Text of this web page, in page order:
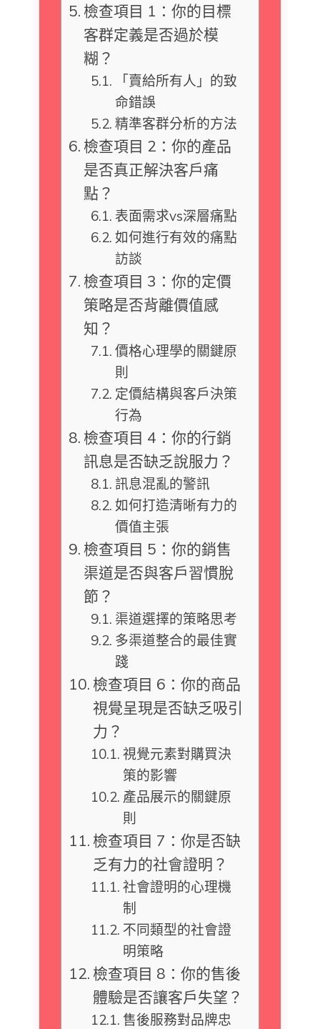
檢查項目 1：你的目標
客群定義是否過於模
糊？
「賣給所有人」的致
命錯誤
精準客群分析的方法
檢查項目 2：你的產品
是否真正解決客戶痛
點？
表面需求vs深層痛點
如何進行有效的痛點
訪談
檢查項目 3：你的定價
策略是否背離價值感
知？
價格心理學的關鍵原
則
定價結構與客戶決策
行為
檢查項目 4：你的行銷
訊息是否缺乏說服力？
訊息混亂的警訊
如何打造清晰有力的
價值主張
檢查項目 5：你的銷售
渠道是否與客戶習慣脫
節？
渠道選擇的策略思考
多渠道整合的最佳實
踐
檢查項目 6：你的商品
視覺呈現是否缺乏吸引
力？
視覺元素對購買決
策的影響
產品展示的關鍵原
則
檢查項目 7：你是否缺
乏有力的社會證明？
社會證明的心理機
制
不同類型的社會證
明策略
檢查項目 8：你的售後
體驗是否讓客戶失望？
售後服務對品牌忠